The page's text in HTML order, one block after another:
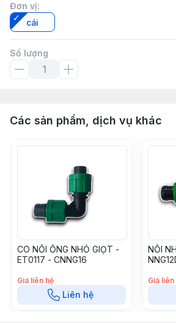
Đơn vị:
cái
Số lượng
Các sản phẩm, dịch vụ khác
CO NỐI ỐNG NHỎ GIỌT -
ET0117 - CNNG16
Giá liên hệ
Liên hệ
NỐI
Giá liên